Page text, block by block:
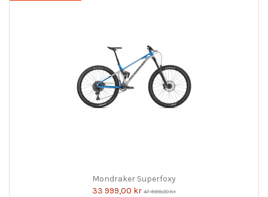
Mondraker Superfoxy
33 999,00 kr 47 999,00 kr